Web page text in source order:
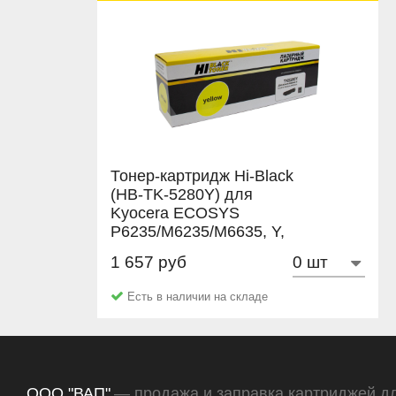
Тонер-картридж Hi-Black
(HB-TK-5280Y) для
Kyocera ECOSYS
P6235/M6235/M6635, Y,
1 657 руб
Есть в наличии на складе